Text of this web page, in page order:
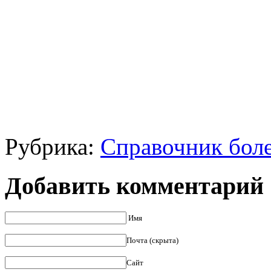
Рубрика: Справочник
Добавить комментарий
Имя
Почта (скрыта)
Сайт